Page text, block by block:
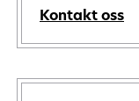
Kontakt oss